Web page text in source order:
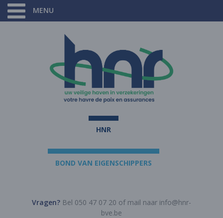
MENU
HNR
BOND VAN EIGENSCHIPPERS
Vragen? Bel 050 47 07 20 of mail naar info@hnr-
bve.be